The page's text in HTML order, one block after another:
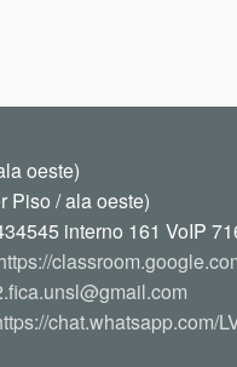
oeste)
Piso / ala oeste)
interno 161 VoIP
chat.whatsapp.com/